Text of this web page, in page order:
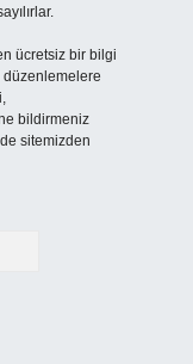
ücretsiz bir bilgi
düzenlemelere
bildirmeniz
sitemizden